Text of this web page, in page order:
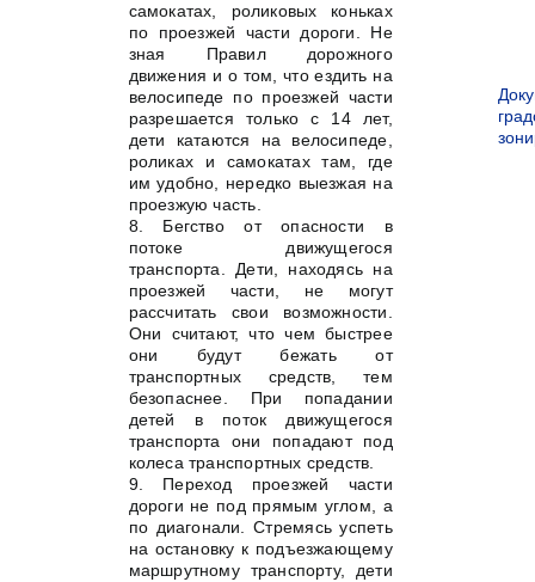
самокатах, роликовых коньках
по проезжей части дороги. Не
зная Правил дорожного
движения и о том, что ездить на
велосипеде по проезжей части
разрешается только с 14 лет,
дети катаются на велосипеде,
роликах и самокатах там, где
им удобно, нередко выезжая на
проезжую часть.
8. Бегство от опасности в
потоке движущегося
транспорта. Дети, находясь на
проезжей части, не могут
рассчитать свои возможности.
Они считают, что чем быстрее
они будут бежать от
транспортных средств, тем
безопаснее. При попадании
детей в поток движущегося
транспорта они попадают под
колеса транспортных средств.
9. Переход проезжей части
дороги не под прямым углом, а
по диагонали. Стремясь успеть
на остановку к подъезжающему
маршрутному транспорту, дети